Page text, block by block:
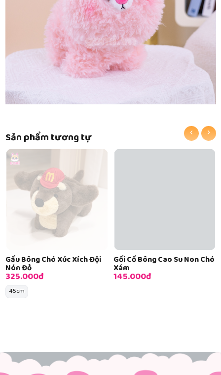
Sản phẩm tương tự
Gấu Bông Chó Xúc Xích Đội
Nón Đỏ
325.000đ
45cm
Gối Cổ Bông Cao Su Non Chó
Xám
145.000đ
‹ ›